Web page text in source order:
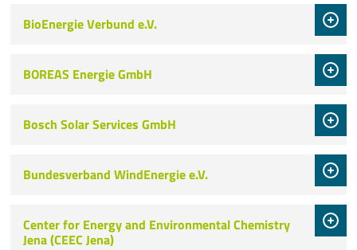
Kompetenzprofil
Aktuelles
Mehr
BioEnergie Verbund e.V.
BOREAS Energie GmbH
Bosch Solar Services GmbH
Bundesverband WindEnergie e.V.
Center for Energy and Environmental Chemistry
Jena (CEEC Jena)